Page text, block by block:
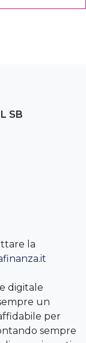
SB
la
digitale
un
per
sempre